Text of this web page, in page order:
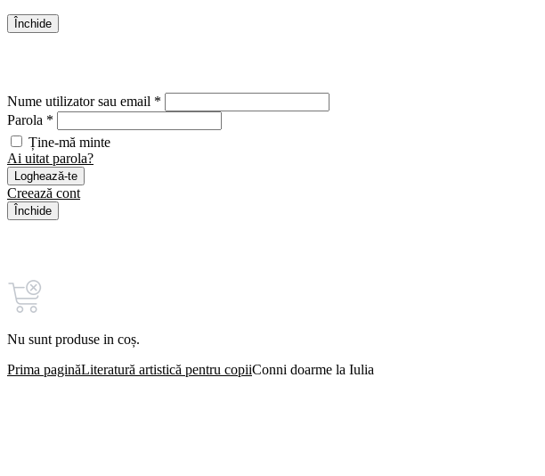
Închide
Nume utilizator sau email *
Parola *
Ține-mă minte
Ai uitat parola?
Loghează-te
Creează cont
Închide
Nu sunt produse in coș.
Prima paginăLiteratură artistică pentru copiiConni doarme la Iulia